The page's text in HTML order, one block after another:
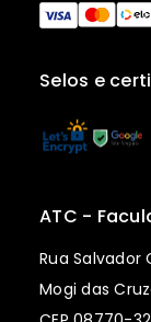
Selos e
ATC -
Rua Salvador
Mogi das